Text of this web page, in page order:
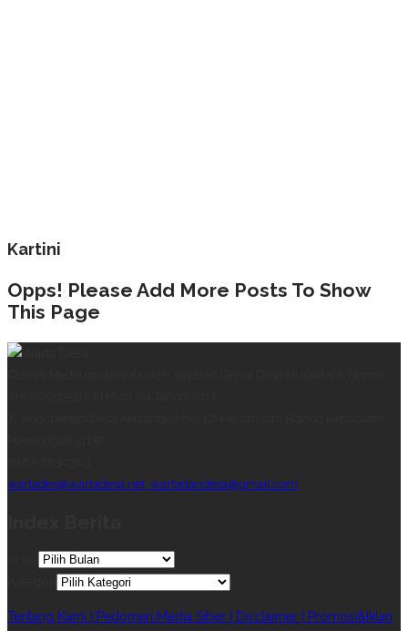
Kartini
Opps! Please Add More Posts To Show
This Page
wartades@wartadesa.net, wartadaridesa@gmail.com
Tentang Kami | Pedoman Media Siber | Disclaimer | Promosi&Iklan